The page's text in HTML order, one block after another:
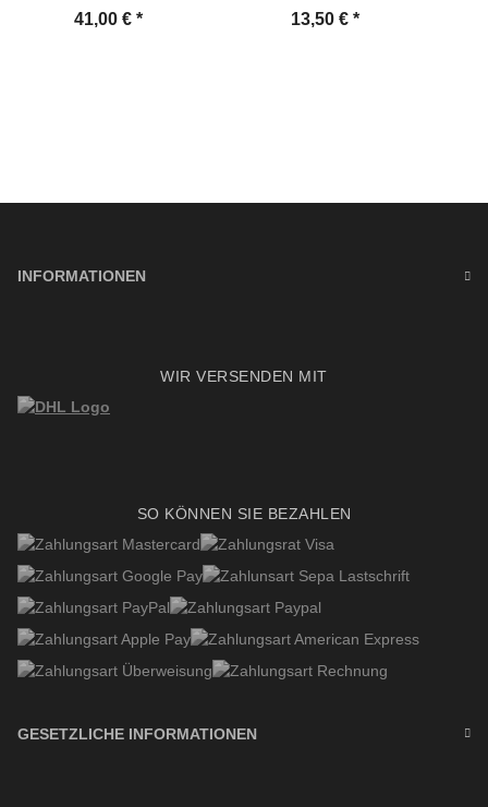
41,00 € * 13,50 € *
INFORMATIONEN
WIR VERSENDEN MIT
SO KÖNNEN SIE BEZAHLEN
GESETZLICHE INFORMATIONEN